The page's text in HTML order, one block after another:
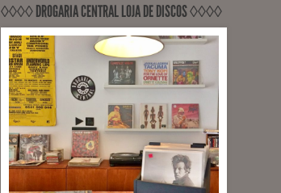
◊◊◊◊ DROGARIA CENTRAL LOJA DE DISCOS ◊◊◊◊